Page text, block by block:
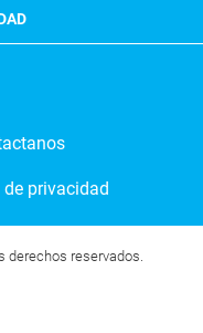
privacidad
derechos reservados.